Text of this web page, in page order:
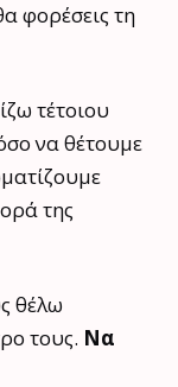
φορέσεις τη
τέτοιου
να θέτουμε
της
θέλω
τους. Να